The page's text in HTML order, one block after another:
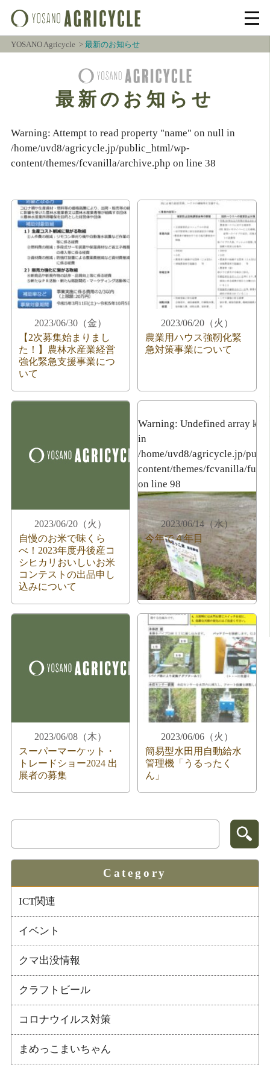
YOSANO Agricycle 最新のお知らせ
最新のお知らせ
Warning: Attempt to read property "name" on null in
/home/uvd8/agricycle.jp/public_html/wp-
content/themes/fcvanilla/archive.php on line 38
2023/06/30（金）
【2次募集始まりまし
た！】農林水産業経営
強化緊急支援事業につ
いて
2023/06/20（火）
農業用ハウス強靭化緊
急対策事業について
2023/06/20（火）
自慢のお米で味くら
べ！2023年度丹後産コ
シヒカリおいしいお米
コンテストの出品申し
込みについて
Warning: Undefined array key
in
/home/uvd8/agricycle.jp/
content/themes/fcvanilla/
on line98
2023/06/14（水）
今年で４年目
2023/06/08（木）
スーパーマーケット・
トレードショー2024 出
展者の募集
2023/06/06（火）
簡易型水田用自動給水
管理機「うるったく
ん」
Category
ICT関連
イベント
クマ出没情報
クラフトビール
コロナウイルス対策
まめっこまいちゃん